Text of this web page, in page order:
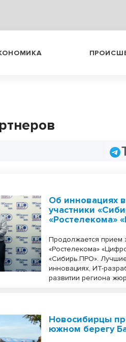
Об инновациях
участники
«Ростелекома»
Продолжается прием
«Ростелекома»
«Сибирь.ПРО».
инновациях, ИТ-
развитии региона
Новосибирцы
южном берегу